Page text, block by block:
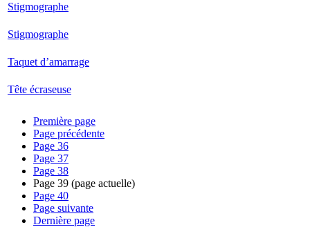
Stigmographe
Stigmographe
Taquet d’amarrage
Tête écraseuse
Première page
Page précédente
Page 36
Page 37
Page 38
Page 39 (page actuelle)
Page 40
Page suivante
Dernière page